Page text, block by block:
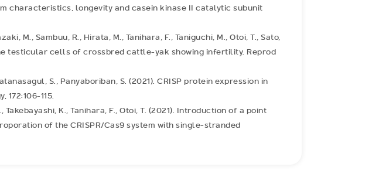
characteristics, longevity and casein kinase II catalytic subunit
M., Sambuu, R., Hirata, M., Tanihara, F., Taniguchi, M., Otoi, T., Sato,
testicular cells of crossbred cattle-yak showing infertility. Reprod
S., Panyaboriban, S. (2021). CRISP protein expression in
115.
Takebayashi, K., Tanihara, F., Otoi, T. (2021). Introduction of a point
of the CRISPR/Cas9 system with single-stranded